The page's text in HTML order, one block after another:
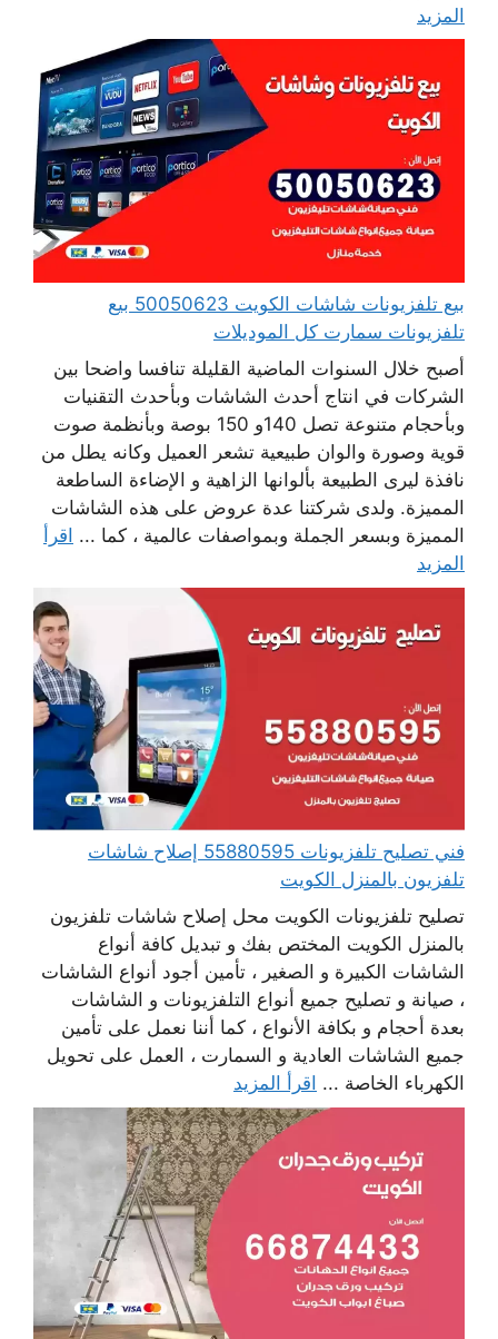
المزيد
بيع تلفزيونات شاشات الكويت 50050623 بيع
تلفزيونات سمارت كل الموديلات
أصبح خلال السنوات الماضية القليلة تنافسا واضحا بين
الشركات في انتاج أحدث الشاشات وبأحدث التقنيات
وبأحجام متنوعة تصل 140و 150 بوصة وبأنظمة صوت
قوية وصورة والوان طبيعية تشعر العميل وكانه يطل من
نافذة ليرى الطبيعة بألوانها الزاهية و الإضاءة الساطعة
المميزة. ولدى شركتنا عدة عروض على هذه الشاشات
المميزة وبسعر الجملة وبمواصفات عالمية ، كما ... اقرأ
المزيد
فني تصليح تلفزيونات 55880595 إصلاح شاشات
تلفزيون بالمنزل الكويت
تصليح تلفزيونات الكويت محل إصلاح شاشات تلفزيون
بالمنزل الكويت المختص بفك و تبديل كافة أنواع
الشاشات الكبيرة و الصغير ، تأمين أجود أنواع الشاشات
، صيانة و تصليح جميع أنواع التلفزيونات و الشاشات
بعدة أحجام و بكافة الأنواع ، كما أننا نعمل على تأمين
جميع الشاشات العادية و السمارت ، العمل على تحويل
الكهرباء الخاصة ... اقرأ المزيد